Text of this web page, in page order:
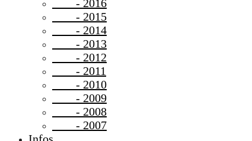
- 2016
- 2015
- 2014
- 2013
- 2012
- 2011
- 2010
- 2009
- 2008
- 2007